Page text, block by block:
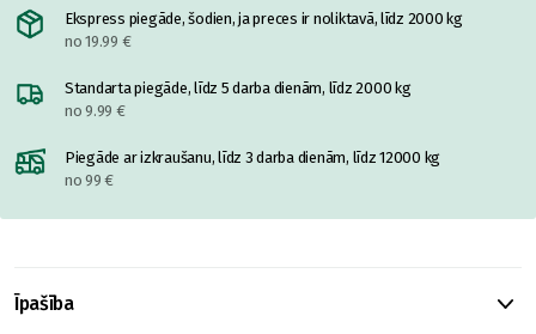
Ekspress piegāde, šodien, ja preces ir noliktavā, līdz 2000 kg
no 19.99 €
Standarta piegāde, līdz 5 darba dienām, līdz 2000 kg
no 9.99 €
Piegāde ar izkraušanu, līdz 3 darba dienām, līdz 12000 kg
no 99 €
Īpašība